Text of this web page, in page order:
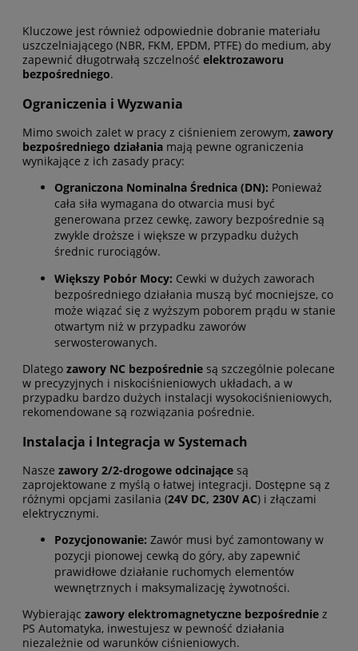
Kluczowe jest również odpowiednie dobranie materiału
uszczelniającego (NBR, FKM, EPDM, PTFE) do medium, aby
zapewnić długotrwałą szczelność elektrozaworu
bezpośredniego.
Ograniczenia i Wyzwania
Mimo swoich zalet w pracy z ciśnieniem zerowym, zawory
bezpośredniego działania mają pewne ograniczenia
wynikające z ich zasady pracy:
Ograniczona Nominalna Średnica (DN): Ponieważ
cała siła wymagana do otwarcia musi być
generowana przez cewkę, zawory bezpośrednie są
zwykle droższe i większe w przypadku dużych
średnic rurociągów.
Większy Pobór Mocy: Cewki w dużych zaworach
bezpośredniego działania muszą być mocniejsze, co
może wiązać się z wyższym poborem prądu w stanie
otwartym niż w przypadku zaworów
serwosterowanych.
Dlatego zawory NC bezpośrednie są szczególnie polecane
w precyzyjnych i niskociśnieniowych układach, a w
przypadku bardzo dużych instalacji wysokociśnieniowych,
rekomendowane są rozwiązania pośrednie.
Instalacja i Integracja w Systemach
Nasze zawory 2/2-drogowe odcinające są
zaprojektowane z myślą o łatwej integracji. Dostępne są z
różnymi opcjami zasilania (24V DC, 230V AC) i złączami
elektrycznymi.
Pozycjonowanie: Zawór musi być zamontowany w
pozycji pionowej cewką do góry, aby zapewnić
prawidłowe działanie ruchomych elementów
wewnętrznych i maksymalizację żywotności.
Wybierając zawory elektromagnetyczne bezpośrednie z
PS Automatyka, inwestujesz w pewność działania
niezależnie od warunków ciśnieniowych.